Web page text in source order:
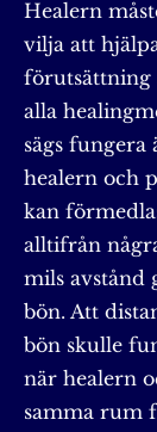
Healern
vilja att
förutsättning
alla
sägs fungera
healern och
kan
alltifrån
mils avstånd
bön. Att
bön skulle
när healern
samma rum